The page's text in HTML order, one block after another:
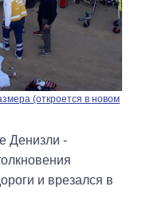
(откроется в новом
Денизли -
и врезался в